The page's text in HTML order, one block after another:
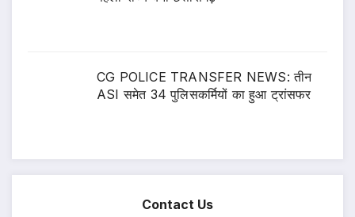
CG POLICE TRANSFER NEWS: तीन
ASI समेत 34 पुलिसकर्मियों का हुआ ट्रांसफर
Contact Us